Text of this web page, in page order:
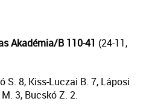
Akadémia/B 110-41 (24-11,
S. 8, Kiss-Luczai B. 7, Láposi
3, Bucskó Z. 2.